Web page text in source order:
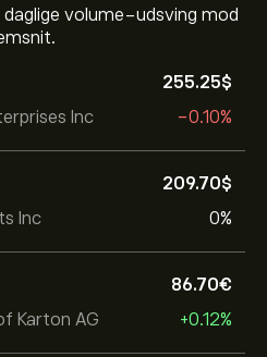
volume-udsving mod
Inc
255.25‎$‎
-0.10%
Inc
209.70‎$‎
0%
Karton AG
86.70‎€‎
+0.12%